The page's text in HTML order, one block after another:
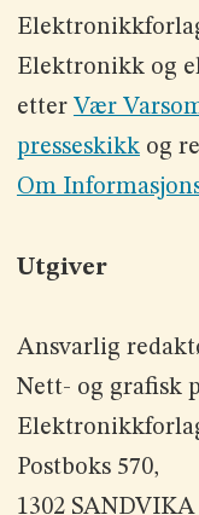
Elektronikk og
etter Vær
presseskikkog
Om
Utgiver
Ansvarlig
Nett- og grafisk
Postboks 570,
1302 SANDVIKA